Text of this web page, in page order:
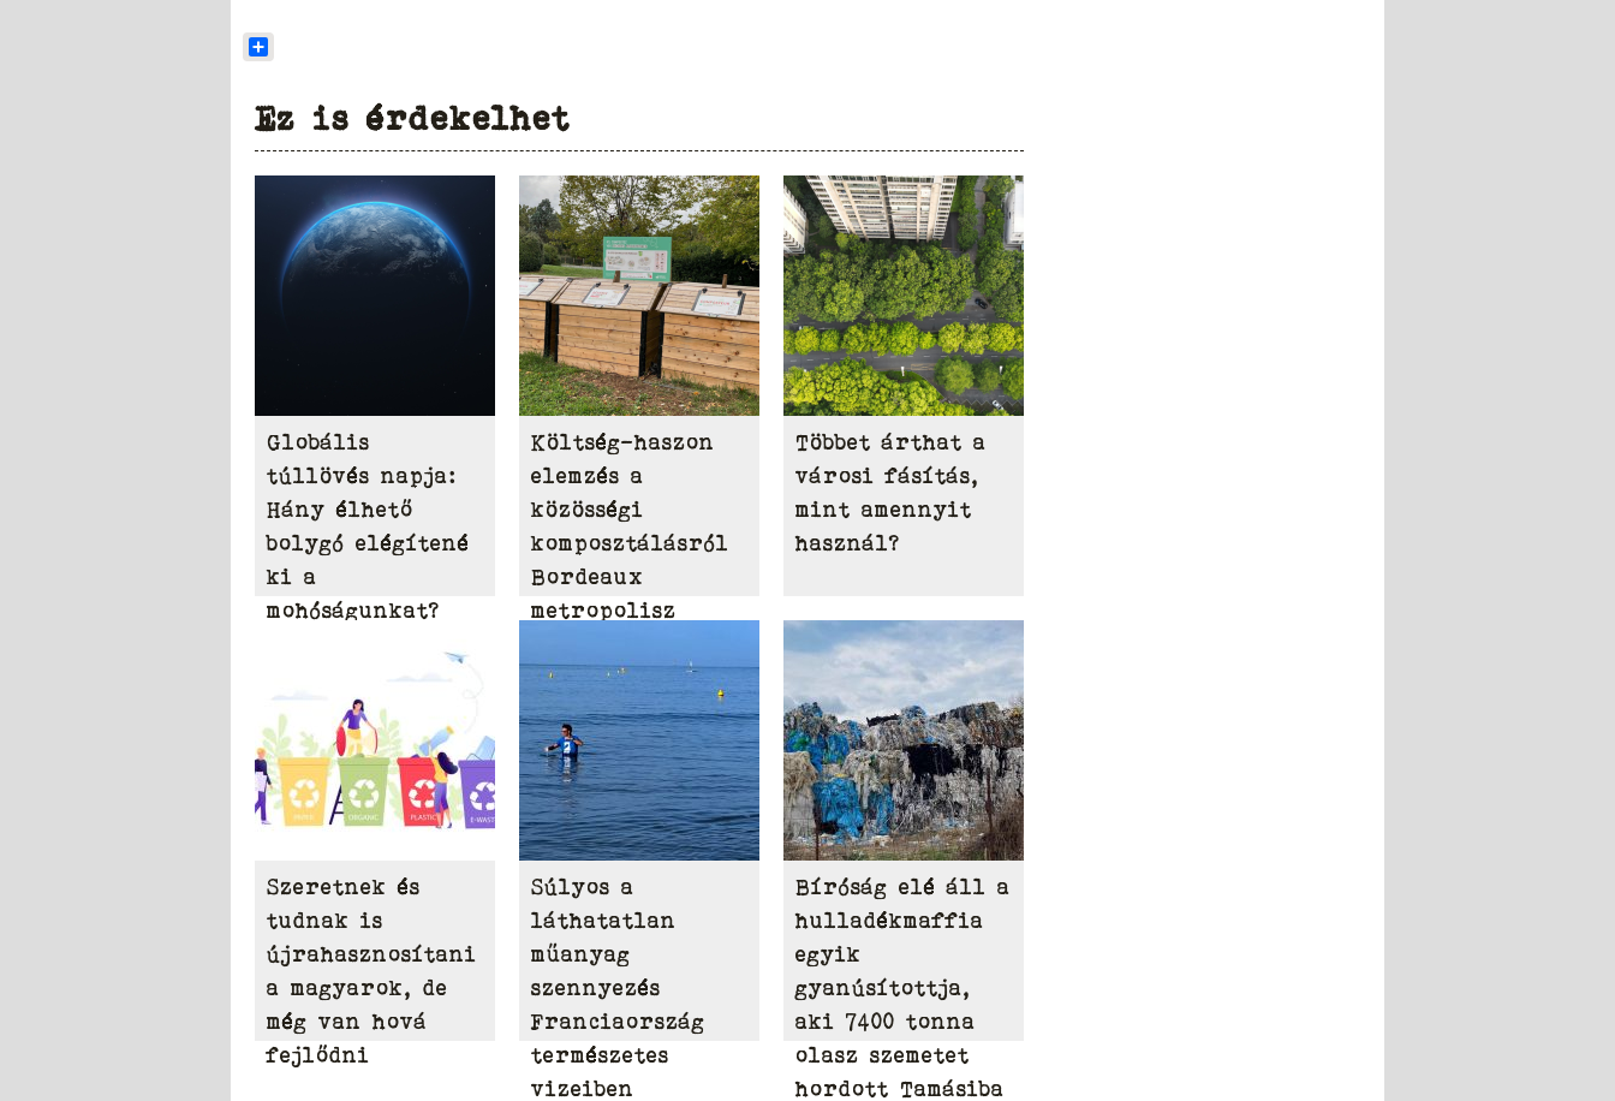
Ez is érdekelhet
Globális
túllövés napja:
Hány élhető
bolygó elégítené
ki a
mohóságunkat?
Költség-haszon
elemzés a
közösségi
komposztálásról
Bordeaux
metropolisz
Többet árthat a
városi fásítás,
mint amennyit
használ?
Szeretnek és
tudnak is
újrahasznosítani
a magyarok, de
még van hová
fejlődni
Súlyos a
láthatatlan
műanyag
szennyezés
Franciaország
természetes
vizeiben
Bíróság elé áll a
hulladékmaffia
egyik
gyanúsítottja,
aki 7400 tonna
olasz szemetet
hordott Tamásiba